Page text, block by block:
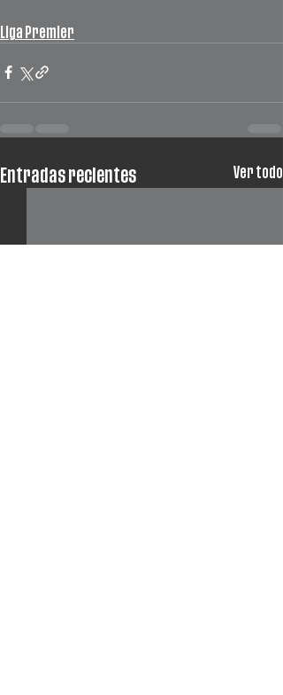
Liga Premier
Entradas recientes Ver todo